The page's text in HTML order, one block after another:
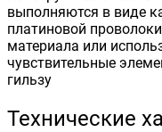
выполняются в виде
платиновой
материала или
чувствительные
гильзу
Технические